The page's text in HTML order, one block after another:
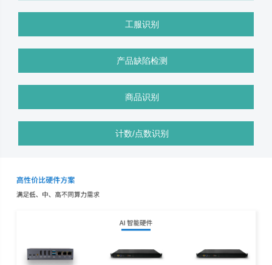
工服识别
产品缺陷检测
商品识别
计数/点数识别